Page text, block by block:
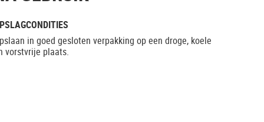
in goed gesloten verpakking op een droge, koele
vorstvrije plaats.